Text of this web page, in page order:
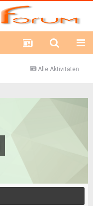
Alle Aktivitäten